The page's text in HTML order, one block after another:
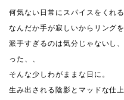
何気ない日常にスパイスをくれ
なんだか手が寂しいからリング
派手すぎるのは気分じゃないし
った、、
そんな少しわがままな日に。
生み出される陰影とマッドな仕